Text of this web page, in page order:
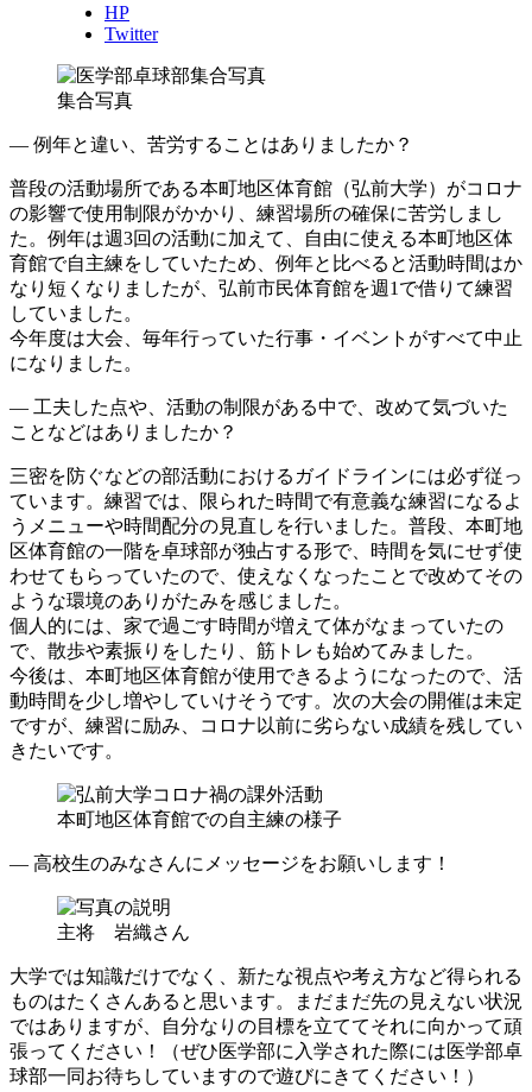
HP
Twitter
集合写真
― 例年と違い、苦労することはありましたか？
普段の活動場所である本町地区体育館（弘前大学）がコロナ
の影響で使用制限がかかり、練習場所の確保に苦労しまし
た。例年は週3回の活動に加えて、自由に使える本町地区体
育館で自主練をしていたため、例年と比べると活動時間はか
なり短くなりましたが、弘前市民体育館を週1で借りて練習
していました。
今年度は大会、毎年行っていた行事・イベントがすべて中止
になりました。
― 工夫した点や、活動の制限がある中で、改めて気づいた
ことなどはありましたか？
三密を防ぐなどの部活動におけるガイドラインには必ず従っ
ています。練習では、限られた時間で有意義な練習になるよ
うメニューや時間配分の見直しを行いました。普段、本町地
区体育館の一階を卓球部が独占する形で、時間を気にせず使
わせてもらっていたので、使えなくなったことで改めてその
ような環境のありがたみを感じました。
個人的には、家で過ごす時間が増えて体がなまっていたの
で、散歩や素振りをしたり、筋トレも始めてみました。
今後は、本町地区体育館が使用できるようになったので、活
動時間を少し増やしていけそうです。次の大会の開催は未定
ですが、練習に励み、コロナ以前に劣らない成績を残してい
きたいです。
本町地区体育館での自主練の様子
― 高校生のみなさんにメッセージをお願いします！
主将 岩織さん
大学では知識だけでなく、新たな視点や考え方など得られる
ものはたくさんあると思います。まだまだ先の見えない状況
ではありますが、自分なりの目標を立ててそれに向かって頑
張ってください！（ぜひ医学部に入学された際には医学部卓
球部一同お待ちしていますので遊びにきてください！）